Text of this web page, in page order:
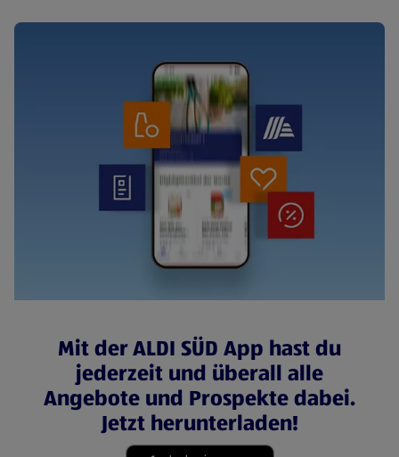
Mit der ALDI SÜD App hast du
jederzeit und überall alle
Angebote und Prospekte dabei.
Jetzt herunterladen!